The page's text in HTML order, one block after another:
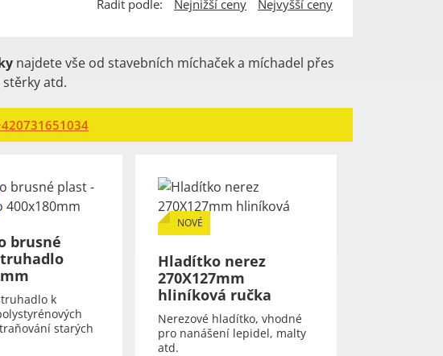
Řadit podle: Nejnižší ceny Nejvyšší ceny
najdete vše od stavebních míchaček a míchadel přes
atd.
brusné
k
starých
NOVÉ
Hladítko nerez
270X127mm
hliníková ručka
Nerezové hladítko, vhodné
pro nanášení lepidel, malty
atd.